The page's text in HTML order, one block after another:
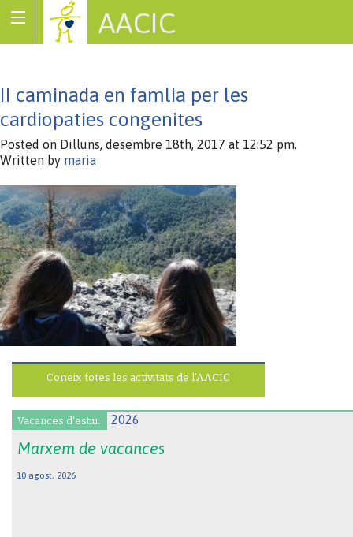
AACIC
II caminada en famlia per les
cardiopaties congenites
Posted on Dilluns, desembre 18th, 2017 at 12:52 pm.
Written by maria
Coneix totes les activitats de l’AACIC
Vacances d'estiu.
Marxem de vacances
10 agost, 2026